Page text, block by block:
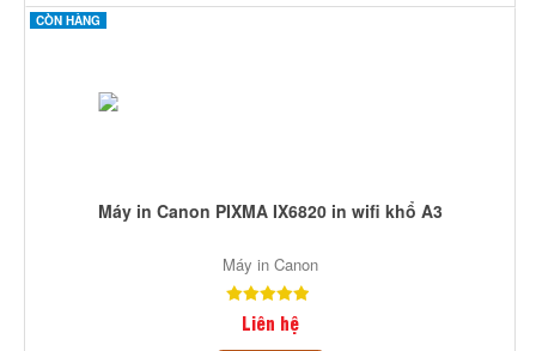
CÒN HÀNG
Máy in Canon PIXMA IX6820 in wifi khổ A3
Máy in Canon
Liên hệ